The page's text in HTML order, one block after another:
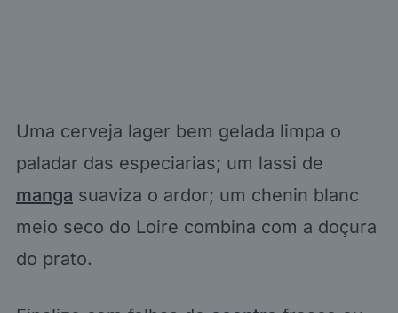
Uma cerveja lager bem gelada limpa o
paladar das especiarias; um lassi de
manga suaviza o ardor; um chenin blanc
meio seco do Loire combina com a doçura
do prato.